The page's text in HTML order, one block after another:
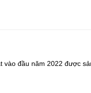
đầu năm 2022 được